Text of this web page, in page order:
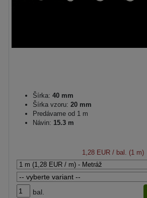
Šírka: 40 mm
Šírka vzoru: 20 mm
Predávame od 1 m
Návin: 15.3 m
1,28 EUR/ bal. (1 m)
bal.